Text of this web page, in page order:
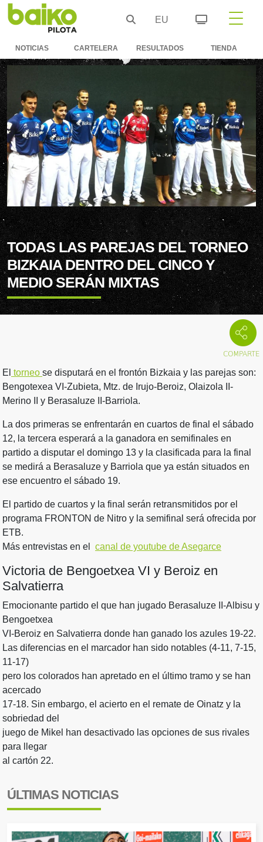
EU
NOTICIAS CARTELERA RESULTADOS TIENDA
TODAS LAS PAREJAS DEL TORNEO
BIZKAIA DENTRO DEL CINCO Y
MEDIO SERÁN MIXTAS
El torneo se disputará en el frontón Bizkaia y las parejas son:
Bengotexea VI-Zubieta, Mtz. de Irujo-Beroiz, Olaizola II-
Merino II y Berasaluze II-Barriola.
La dos primeras se enfrentarán en cuartos de final el sábado
12, la tercera esperará a la ganadora en semifinales en
partido a disputar el domingo 13 y la clasificada para la final
se medirá a Berasaluze y Barriola que ya están situados en
ese encuentro el sábado 19.
El partido de cuartos y la final serán retransmitidos por el
programa FRONTON de Nitro y la semifinal será ofrecida por
ETB.
Más entrevistas en el canal de youtube de Asegarce
Victoria de Bengoetxea VI y Beroiz en
Salvatierra
Emocionante partido el que han jugado Berasaluze II-Albisu y
Bengoetxea
VI-Beroiz en Salvatierra donde han ganado los azules 19-22.
Las diferencias en el marcador han sido notables (4-11, 7-15,
11-17)
pero los colorados han apretado en el último tramo y se han
acercado
17-18. Sin embargo, el acierto en el remate de Oinatz y la
sobriedad del
juego de Mikel han desactivado las opciones de sus rivales
para llegar
al cartón 22.
ÚLTIMAS NOTICIAS